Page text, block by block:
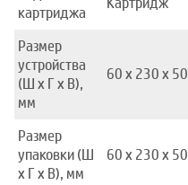
картриджа
Размер
устройства
(Ш x Г x В),
мм
60 x 230 x 50
Размер
упаковки (Ш
x Г x В), мм
60 x 230 x 50